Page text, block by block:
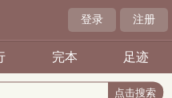
登录 注册
完本 足迹